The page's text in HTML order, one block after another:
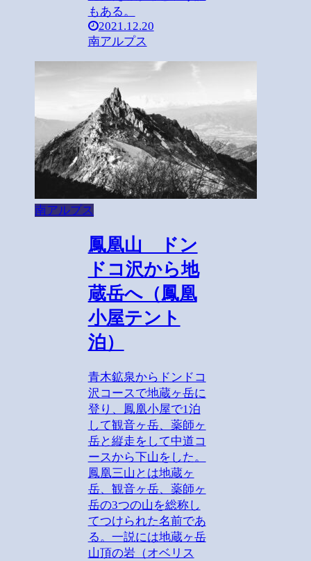
もある。
2021.12.20
南アルプス
南アルプス
鳳凰山 ドン
ドコ沢から地
蔵岳へ（鳳凰
小屋テント
泊）
青木鉱泉からドンドコ
沢コースで地蔵ヶ岳に
登り、鳳凰小屋で1泊
して観音ヶ岳、薬師ヶ
岳と縦走をして中道コ
ースから下山をした。
鳳凰三山とは地蔵ヶ
岳、観音ヶ岳、薬師ヶ
岳の3つの山を総称し
てつけられた名前であ
る。一説には地蔵ヶ岳
山頂の岩（オベリス